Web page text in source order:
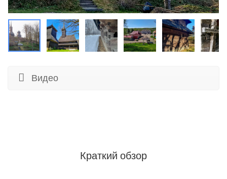
Видео
Краткий обзор